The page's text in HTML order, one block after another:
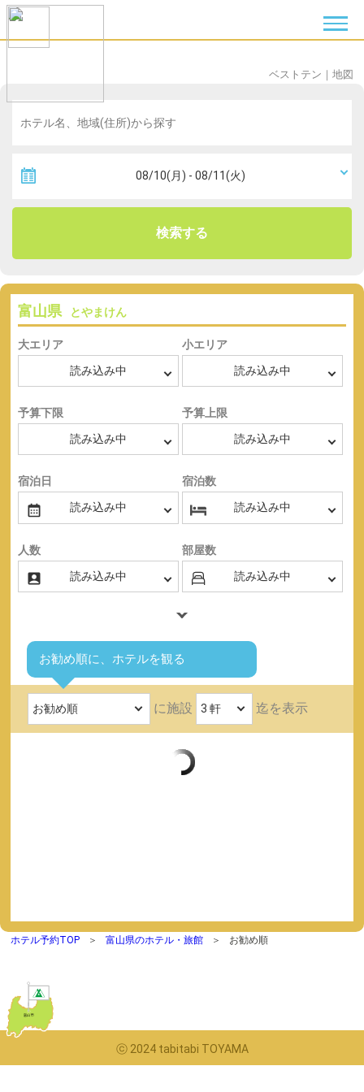
地図
｜
ベストテン
検索する
富山県 とやまけん
大エリア 小エリア
予算下限 予算上限
宿泊日 宿泊数
人数 部屋数
お勧め順に、ホテルを観る
に施設 迄を表示
ホテル予約TOP 富山県のホテル・旅館 お勧め順
ⓒ 2024 tabitabi TOYAMA